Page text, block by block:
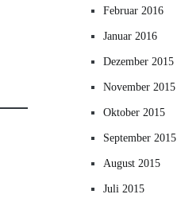
Februar 2016
Januar 2016
Dezember 2015
November 2015
Oktober 2015
September 2015
August 2015
Juli 2015